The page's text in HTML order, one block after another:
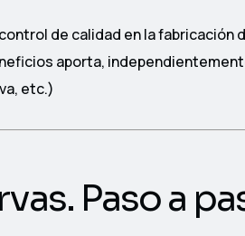
de calidad en la fabricación
aporta,
etc.)
Paso a